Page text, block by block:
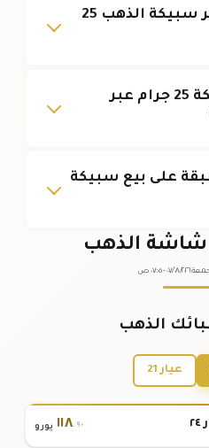
كيف يتم حساب سعر سبيكة الذهب 25
هل يمكن شراء سبيكة 25 جرام عبر
على بيع سبيكة
شاشة الذهب
٠٧ /٠٨/٢٠٢٦ - ٠٧:٠٥ ص
الذهب
عيار 21
١١٨.٩٠ يورو